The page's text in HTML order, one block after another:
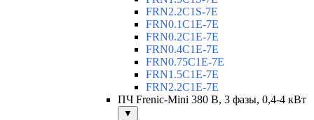
FRN2.2C1S-7E
FRN0.1C1E-7E
FRN0.2C1E-7E
FRN0.4C1E-7E
FRN0.75C1E-7E
FRN1.5C1E-7E
FRN2.2C1E-7E
ПЧ Frenic-Mini 380 В, 3 фазы, 0,4-4 кВт
▼